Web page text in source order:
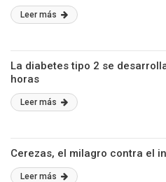
Leer más
La diabetes tipo 2 se
horas
Leer más
Cerezas, el milagro contra el
Leer más